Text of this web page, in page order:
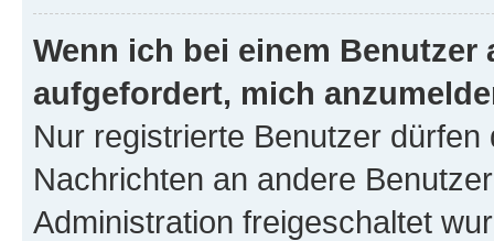
Wenn ich bei einem
aufgefordert, mich
Nur registrierte Benutzer
Nachrichten an andere
Administration freigeschaltet